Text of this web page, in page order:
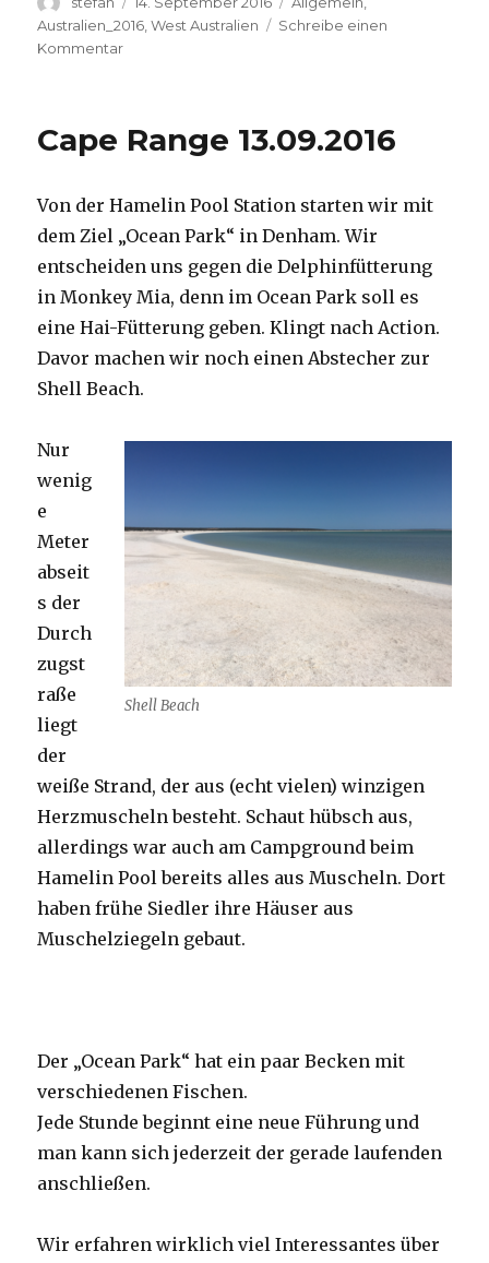
am
Australien_2016 ,West Australien
Schreibe einen
Kommentarzu
Cape Range 13.09.2016
Von der Hamelin Pool Station starten wir mit
dem Ziel „Ocean Park“ in Denham. Wir
entscheiden uns gegen die Delphinfütterung
in Monkey Mia, denn im Ocean Park soll es
eine Hai-Fütterung geben. Klingt nach Action.
Davor machen wir noch einen Abstecher zur
Shell Beach.
Shell Beach
Nur
wenig
e
Meter
abseit
s der
Durch
zugst
raße
liegt
der
weiße Strand, der aus (echt vielen) winzigen
Herzmuscheln besteht. Schaut hübsch aus,
allerdings war auch am Campground beim
Hamelin Pool bereits alles aus Muscheln. Dort
haben frühe Siedler ihre Häuser aus
Muschelziegeln gebaut.
Der „Ocean Park“ hat ein paar Becken mit
verschiedenen Fischen.
Jede Stunde beginnt eine neue Führung und
man kann sich jederzeit der gerade laufenden
anschließen.
Wir erfahren wirklich viel Interessantes über